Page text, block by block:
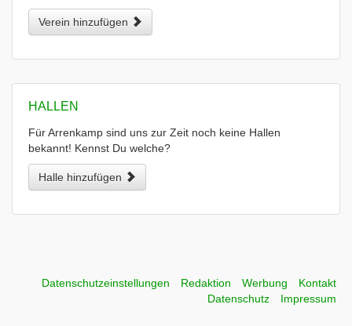
Verein hinzufügen
HALLEN
Für Arrenkamp sind uns zur Zeit noch keine Hallen
bekannt! Kennst Du welche?
Halle hinzufügen
Datenschutzeinstellungen Redaktion Werbung
Kontakt
Datenschutz
Impressum